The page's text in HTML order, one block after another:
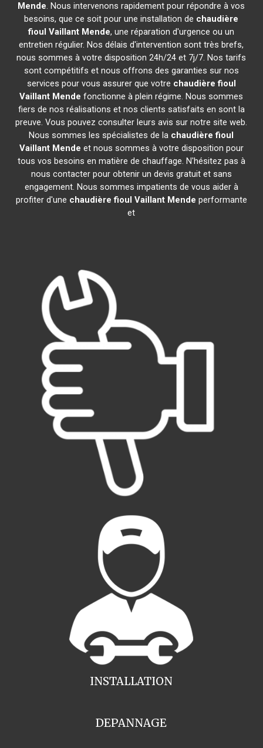
Mende. Nous intervenons rapidement pour répondre à vos
besoins, que ce soit pour une installation de chaudière
fioul Vaillant Mende, une réparation d'urgence ou un
entretien régulier. Nos délais d'intervention sont très brefs,
nous sommes à votre disposition 24h/24 et 7j/7. Nos tarifs
sont compétitifs et nous offrons des garanties sur nos
services pour vous assurer que votre chaudière fioul
Vaillant Mende fonctionne à plein régime. Nous sommes
fiers de nos réalisations et nos clients satisfaits en sont la
preuve. Vous pouvez consulter leurs avis sur notre site web.
Nous sommes les spécialistes de la chaudière fioul
Vaillant Mende et nous sommes à votre disposition pour
tous vos besoins en matière de chauffage. N'hésitez pas à
nous contacter pour obtenir un devis gratuit et sans
engagement. Nous sommes impatients de vous aider à
profiter d'une chaudière fioul Vaillant Mende performante
et
INSTALLATION
DEPANNAGE